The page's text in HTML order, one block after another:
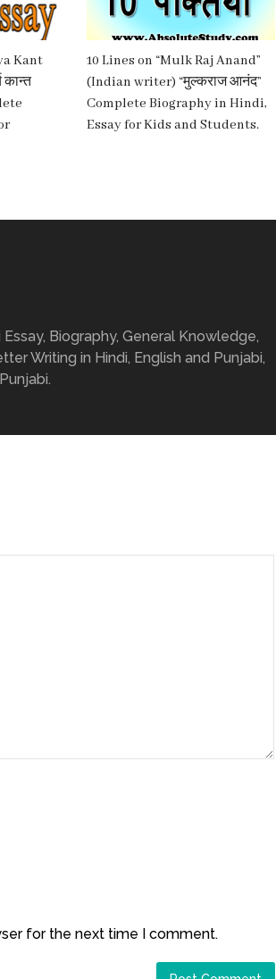
Kant
10 Lines on “Mulk Raj Anand”
(Indian writer) “मुल्कराज आनंद”
Complete Biography in Hindi,
Essay for Kids and Students.
Essay, Biography, General Knowledge,
Writing in Hindi, English and Punjabi,
for the next time I comment.